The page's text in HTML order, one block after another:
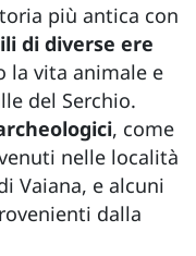
più antica con
di diverse ere
la vita animale e
del Serchio.
, come
nelle località
Vaiana, e alcuni
dalla